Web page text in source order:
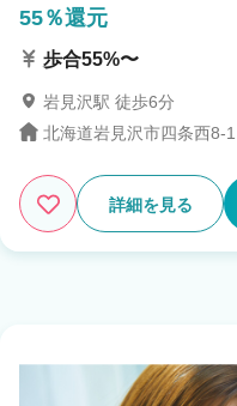
55％還元
歩合55%〜
岩見沢駅 徒歩6分
北海道岩見沢市四条西8-1
詳細を見る